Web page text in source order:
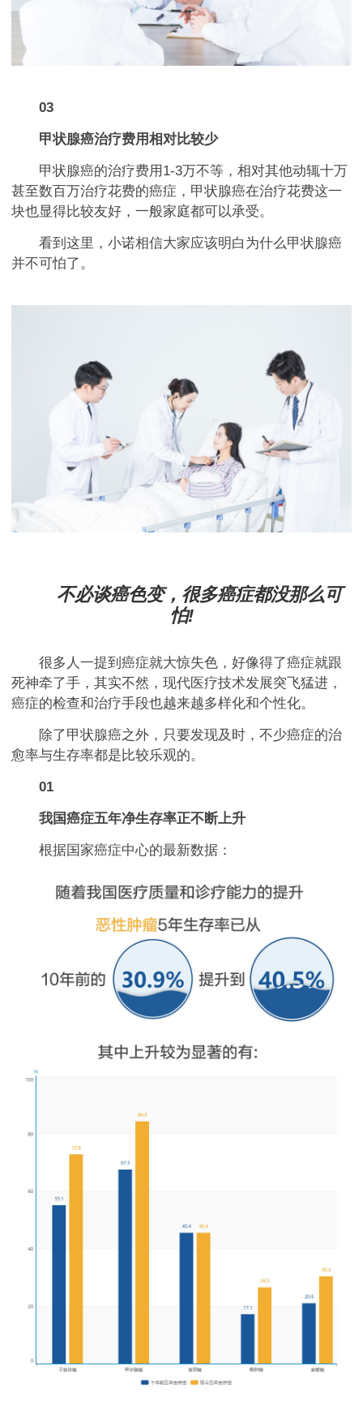
03
甲状腺癌治疗费用相对比较少
甲状腺癌的治疗费用1-3万不等，相对其他动辄十万
甚至数百万治疗花费的癌症，甲状腺癌在治疗花费这一
块也显得比较友好，一般家庭都可以承受。
看到这里，小诺相信大家应该明白为什么甲状腺癌
并不可怕了。
不必谈癌色变，很多癌症都没那么可
怕!
很多人一提到癌症就大惊失色，好像得了癌症就跟
死神牵了手，其实不然，现代医疗技术发展突飞猛进，
癌症的检查和治疗手段也越来越多样化和个性化。
除了甲状腺癌之外，只要发现及时，不少癌症的治
愈率与生存率都是比较乐观的。
01
我国癌症五年净生存率正不断上升
根据国家癌症中心的最新数据：